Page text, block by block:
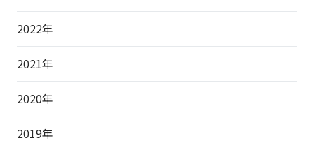
2022年
2021年
2020年
2019年